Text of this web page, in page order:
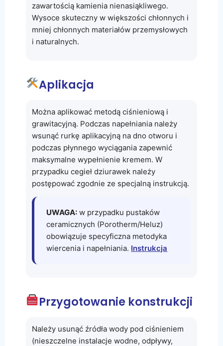
zawartością kamienia nienasiąkliwego.
Wysoce skuteczny w większości chłonnych i
mniej chłonnych materiałów przemysłowych
i naturalnych.
Aplikacja
Można aplikować metodą ciśnieniową i
grawitacyjną. Podczas napełniania należy
wsunąć rurkę aplikacyjną na dno otworu i
podczas płynnego wyciągania zapewnić
maksymalne wypełnienie kremem. W
przypadku cegieł dziurawek należy
postępować zgodnie ze specjalną instrukcją.
UWAGA: w przypadku pustaków
ceramicznych (Porotherm/Heluz)
obowiązuje specyficzna metodyka
wiercenia i napełniania. Instrukcja
Przygotowanie konstrukcji
Należy usunąć źródła wody pod ciśnieniem
(nieszczelne instalacje wodne, odpływy,